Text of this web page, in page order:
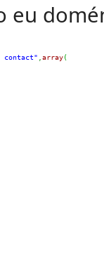
eu
contact" array(